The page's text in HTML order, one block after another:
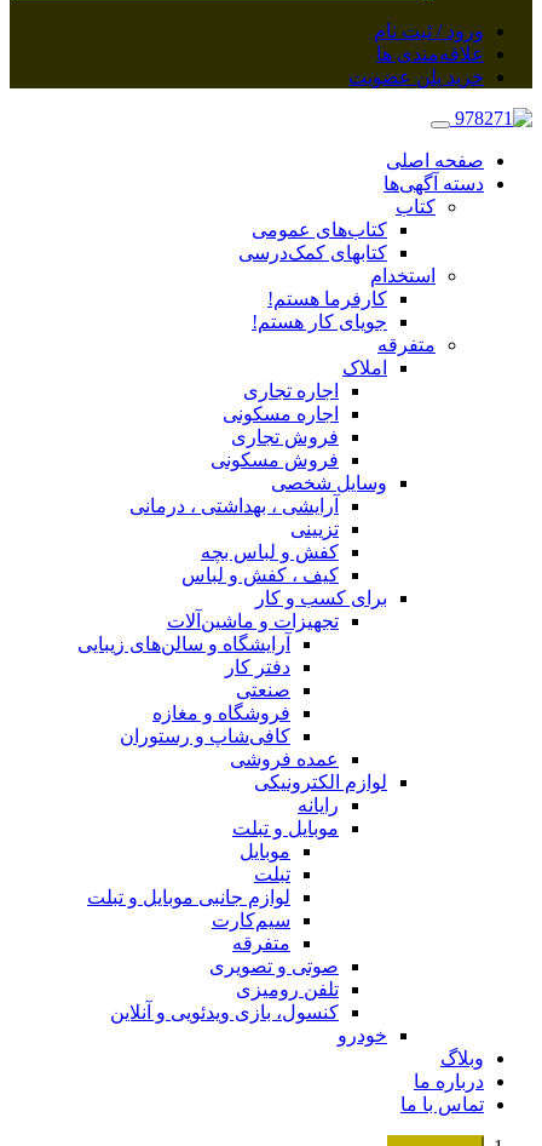
ورود / ثبت نام
علاقه‌مندی ها
خرید پلن عضویت
صفحه اصلی
دسته آگهی‌ها
کتاب
کتاب‌های عمومی
کتابهای کمک‌درسی
استخدام
کارفرما هستم!
جویای کار هستم!
متفرقه
املاک
اجاره تجاری
اجاره مسکونی
فروش تجاری
فروش مسکونی
وسایل شخصی
آرایشی ، بهداشتی ، درمانی
تزیینی
کفش و لباس بچه
کیف ، کفش و لباس
برای کسب و کار
تجهیزات و ماشین‌آلات
آرایشگاه و سالن‌های زیبایی
دفتر کار
صنعتی
فروشگاه و مغازه
کافی‌شاپ و رستوران
عمده فروشی
لوازم الکترونیکی
رایانه
موبایل و تبلت
موبایل
تبلت
لوازم جانبی موبایل و تبلت
سیم‌کارت
متفرقه
صوتی و تصویری
تلفن رومیزی
کنسول، بازی‌ ویدئویی و آنلاین
خودرو
وبلاگ
درباره ما
تماس با ما